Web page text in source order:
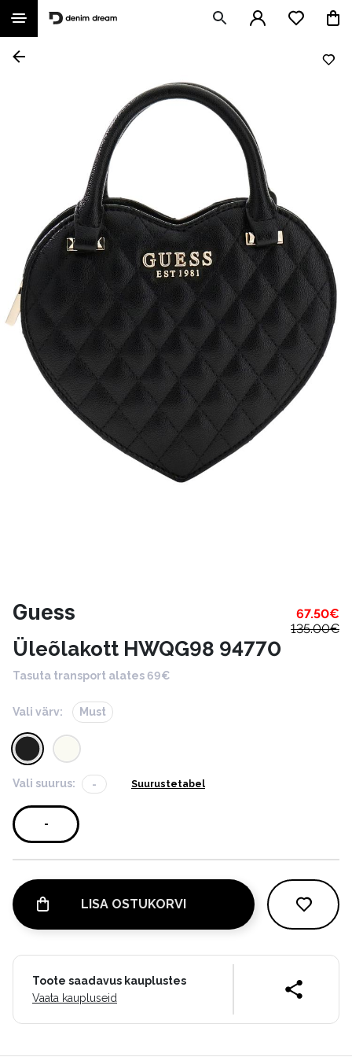
Guess 67.50€
135.00€
Üleõlakott HWQG98 94770
Tasuta transport alates 69€
Vali värv: Must
Vali suurus: - Suurustetabel
-
LISA OSTUKORVI
Toote saadavus kauplustes
Vaata kaupluseid